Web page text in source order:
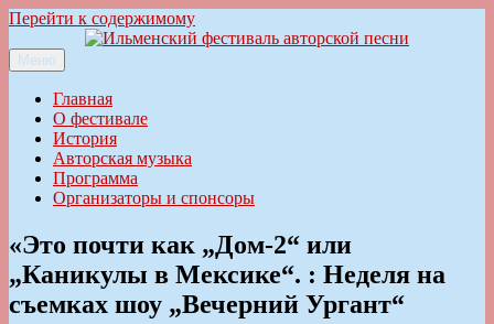
Перейти к содержимому
Ильменский фестиваль авторской песни
Меню
Главная
О фестивале
История
Авторская музыка
Программа
Организаторы и спонсоры
«Это почти как „Дом-2“ или
„Каникулы в Мексике“. : Неделя на
съемках шоу „Вечерний Ургант“